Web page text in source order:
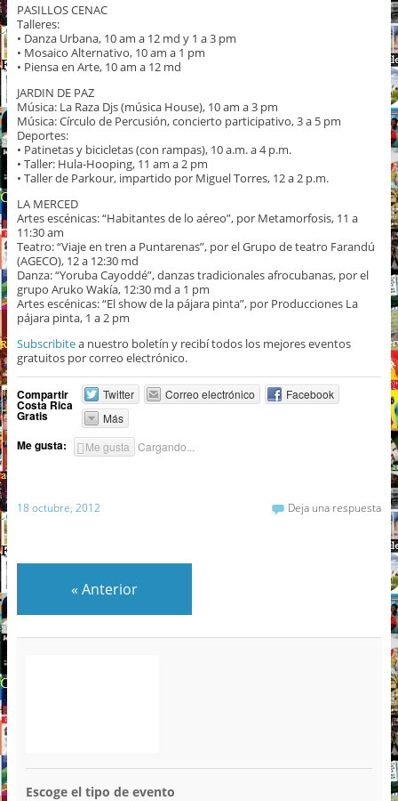
PASILLOS CENAC
Talleres:
• Danza Urbana, 10 am a 12 md y 1 a 3 pm
• Mosaico Alternativo, 10 am a 1 pm
• Piensa en Arte, 10 am a 12 md
JARDIN DE PAZ
Música: La Raza Djs (música House), 10 am a 3 pm
Música: Círculo de Percusión, concierto participativo, 3 a 5 pm
Deportes:
• Patinetas y bicicletas (con rampas), 10 a.m. a 4 p.m.
• Taller: Hula-Hooping, 11 am a 2 pm
• Taller de Parkour, impartido por Miguel Torres, 12 a 2 p.m.
LA MERCED
Artes escénicas: “Habitantes de lo aéreo”, por Metamorfosis, 11 a
11:30 am
Teatro: “Viaje en tren a Puntarenas”, por el Grupo de teatro Farandú
(AGECO), 12 a 12:30 md
Danza: “Yoruba Cayoddé”, danzas tradicionales afrocubanas, por el
grupo Aruko Wakía, 12:30 md a 1 pm
Artes escénicas: “El show de la pájara pinta”, por Producciones La
pájara pinta, 1 a 2 pm
Subscribitea nuestro boletín y recibí todos los mejores eventos
gratuitos por correo electrónico.
Compartir
Costa Rica
Gratis
Twitter Correo electrónico
Facebook
Más
Me gusta: Me gusta Cargando...
18 octubre, 2012 Deja una respuesta
« Anterior
Escoge el tipo de evento